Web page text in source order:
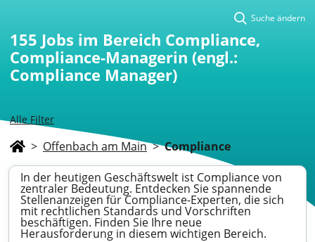
Alle Filter
Suche ändern
155 Jobs im Bereich Compliance,
Compliance-Managerin (engl.:
Compliance Manager)
> Offenbach am Main > Compliance
In der heutigen Geschäftswelt ist Compliance von
zentraler Bedeutung. Entdecken Sie spannende
Stellenanzeigen für Compliance-Experten, die sich
mit rechtlichen Standards und Vorschriften
beschäftigen. Finden Sie Ihre neue
Herausforderung in diesem wichtigen Bereich.